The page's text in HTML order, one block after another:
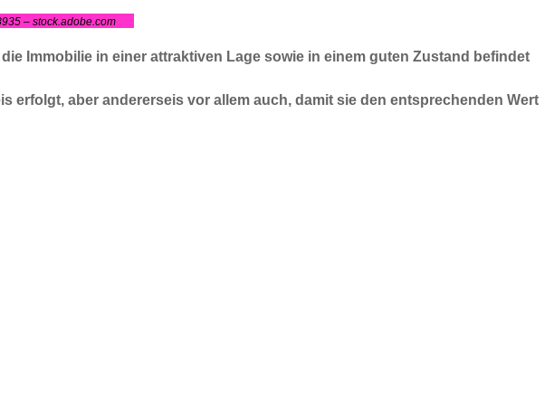
– stock.adobe.com
Immobilie in einer attraktiven Lage sowie in einem guten Zustand befindet
erfolgt, aber andererseis vor allem auch, damit sie den entsprechenden Wert